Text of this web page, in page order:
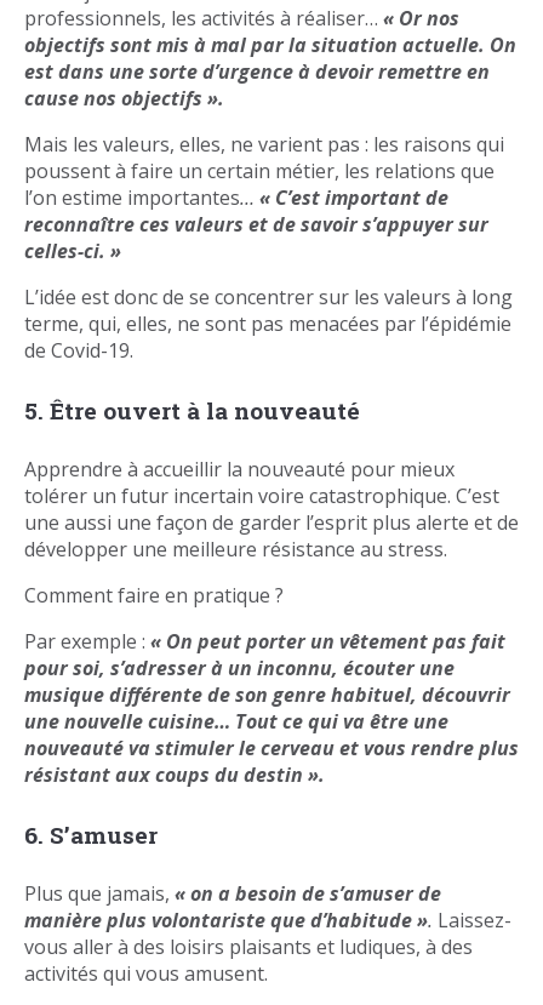
professionnels, les activités à réaliser… « Or nos
objectifs sont mis à mal par la situation actuelle. On
est dans une sorte d’urgence à devoir remettre en
cause nos objectifs ».
Mais les valeurs, elles, ne varient pas : les raisons qui
poussent à faire un certain métier, les relations que
l’on estime importantes… « C’est important de
reconnaître ces valeurs et de savoir s’appuyer sur
celles-ci. »
L’idée est donc de se concentrer sur les valeurs à long
terme, qui, elles, ne sont pas menacées par l’épidémie
de Covid-19.
5. Être ouvert à la nouveauté
Apprendre à accueillir la nouveauté pour mieux
tolérer un futur incertain voire catastrophique. C’est
une aussi une façon de garder l’esprit plus alerte et de
développer une meilleure résistance au stress.
Comment faire en pratique ?
Par exemple : « On peut porter un vêtement pas fait
pour soi, s’adresser à un inconnu, écouter une
musique différente de son genre habituel, découvrir
une nouvelle cuisine… Tout ce qui va être une
nouveauté va stimuler le cerveau et vous rendre plus
résistant aux coups du destin ».
6. S’amuser
Plus que jamais, « on a besoin de s’amuser de
manière plus volontariste que d’habitude ». Laissez-
vous aller à des loisirs plaisants et ludiques, à des
activités qui vous amusent.